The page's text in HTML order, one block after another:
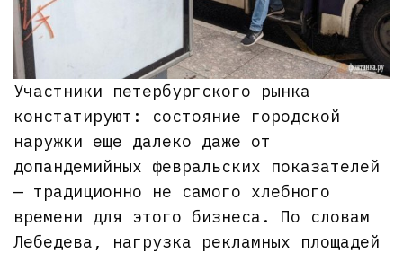
Участники петербургского рынка
констатируют: состояние городской
наружки еще далеко даже от
допандемийных февральских показателей
— традиционно не самого хлебного
времени для этого бизнеса. По словам
Лебедева, нагрузка рекламных площадей